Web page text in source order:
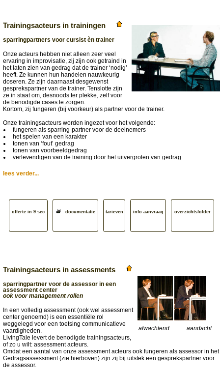
Trainingsacteurs in trainingen
sparringpartners voor cursist èn trainer
Onze acteurs hebben niet alleen zeer veel
ervaring in improvisatie, zij zijn ook getraind in
het laten zien van gedrag dat de trainer ‘nodig’
heeft. Ze kunnen hun handelen nauwkeurig
doseren. Ze zijn daarnaast desgewenst
gesprekspartner van de trainer. Tenslotte zijn
ze in staat om, desnoods ter plekke, zelf voor
de benodigde cases te zorgen.
Kortom, zij fungeren (bij voorkeur) als partner voor de trainer.
Onze trainingsacteurs worden ingezet voor het volgende:
fungeren als sparring-partner voor de deelnemers
het spelen van een karakter
tonen van ‘fout’ gedrag
tonen van voorbeeldgedrag
verlevendigen van de training door het uitvergroten van gedrag
lees verder...
offerte in 9 sec documentatie tarieven info aanvraag overzichtsfolder
afwachtend aandacht
Trainingsacteurs in assessments
sparringpartner voor de assessor in een
assessment center
ook voor management rollen
In een volledig assessment (ook wel assessment
center genoemd) is een essentiële rol
weggelegd voor een toetsing communicatieve
vaardigheden.
LivingTale levert de benodigde trainingsacteurs,
of zo u wilt: assessment acteurs.
Omdat een aantal van onze assessment acteurs ook fungeren als assessor in het
Gedragsassessment (zie hierboven) zijn zij bij uitstek een gesprekspartner voor
de assessor.